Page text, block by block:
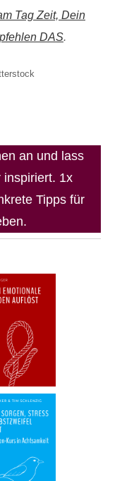
Tag Zeit, Dein
DAS.
an und lass
inspiriert. 1x
Tipps für